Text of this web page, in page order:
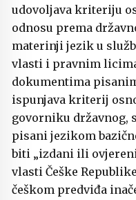
udovoljava kriteriju
odnosu prema
materinji jezik u
vlasti i pravnim
dokumentima
ispunjava kriterij
govorniku državnog,
pisani jezikom
biti „izdani ili
vlasti Češke
češkom predviđa